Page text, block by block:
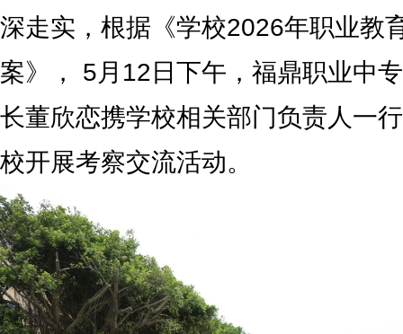
深走实，根据《学校2026年职业教
案》， 5月12日下午，福鼎职业中
长董欣恋携学校相关部门负责人一
校开展考察交流活动。